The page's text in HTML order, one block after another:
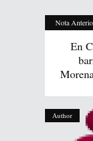
Nota
En
Author